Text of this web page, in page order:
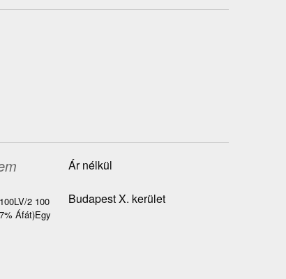
2 100
Áfát)Egy
Ár nélkül
Budapest X. kerület